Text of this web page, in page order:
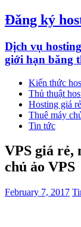
Đăng ký
Dịch vụ
giới hạn băng
Kiến thức
Thủ thuật
Hosting giá rẻ
Thuê máy
Tin tức
VPS giá rẻ,
chủ ảo VPS
February 7, 2017